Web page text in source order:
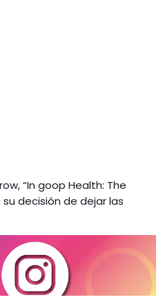
“In goop Health: The
su decisión de dejar las